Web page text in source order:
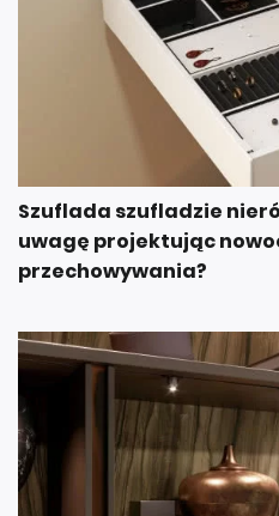
Szuflada szufladzie
uwagę projektując
przechowywania?